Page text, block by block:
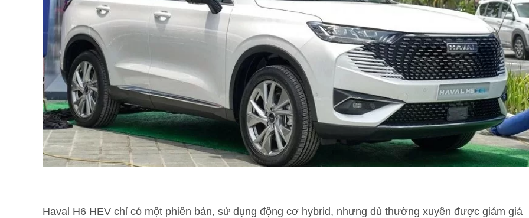
Haval H6 HEV chỉ có một phiên bản, sử dụng động cơ hybrid, nhưng dù thường xuyên được giảm giá